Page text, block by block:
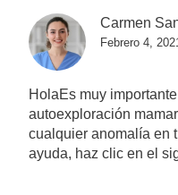
Carmen
Febrero 4,
HolaEs muy
autoexploración
cualquier anomalía en
ayuda, haz clic en el